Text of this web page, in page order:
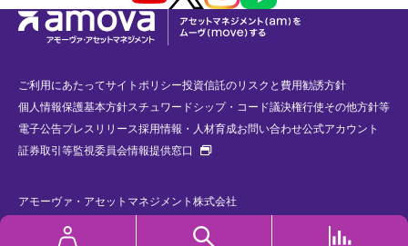
ご利用にあたってサイトポリシー投資信託のリスクと費用勧誘方針
個人情報保護基本方針スチュワードシップ・コード議決権行使その他方針等
電子公告プレスリリース採用情報・人材育成お問い合わせ公式アカウント
証券取引等監視委員会情報提供窓口
新規タブで開く
アモーヴァ・アセットマネジメント株式会社
金融商品取引業者 関東財務局長（金商）第368号 加入協会：一般社団法人